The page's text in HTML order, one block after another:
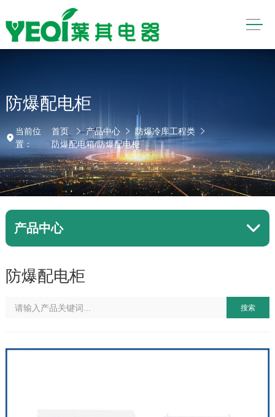
防爆配电柜
当前位
置：
首页 产品中心
防爆冷库工程类
防爆配电箱/防爆配电柜
产品中心
防爆配电柜
搜索